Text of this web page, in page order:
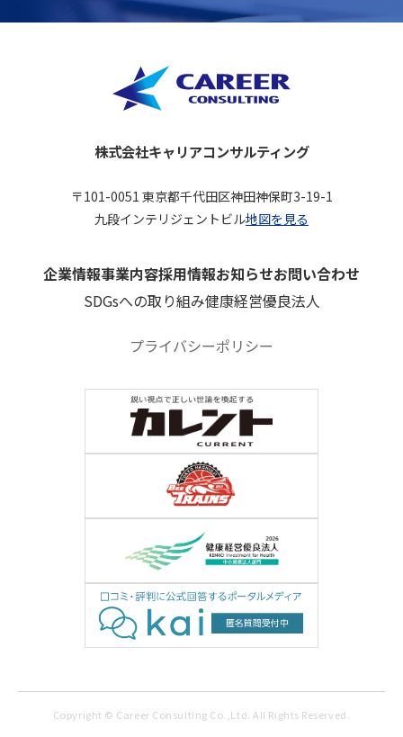
株式会社キャリアコンサルティング
〒101-0051 東京都千代田区神田神保町3-19-1
九段インテリジェントビル地図を見る
企業情報事業内容採用情報お知らせお問い合わせ
SDGsへの取り組み健康経営優良法人
プライバシーポリシー
Copyright © Career Consulting Co.,Ltd. All Rights Reserved.